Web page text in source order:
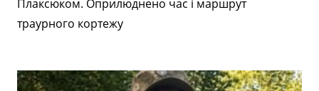
Плаксюком. Оприлюднено час і маршрут
траурного кортежу